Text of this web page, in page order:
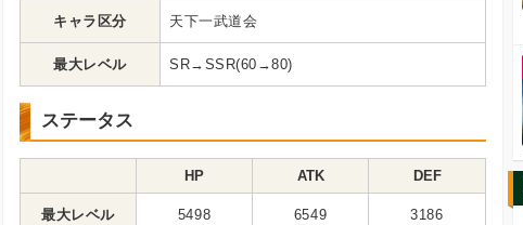
キャラ区分 天下一武道会
最大レベル SR→SSR(60→80)
ステータス
HP ATK DEF
最大レベル 5498 6549 3186